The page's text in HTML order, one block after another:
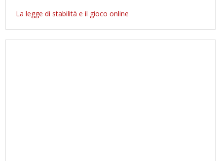
La legge di stabilità e il gioco online